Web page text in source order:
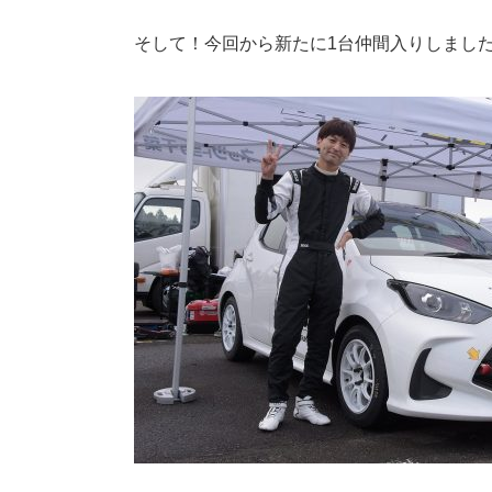
そして！今回から新たに1台仲間入りしまし